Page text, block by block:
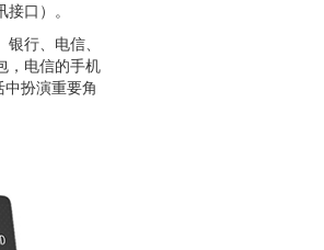
口）。
行、电信、
，电信的手机
扮演重要角